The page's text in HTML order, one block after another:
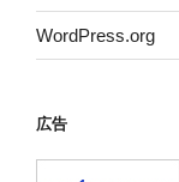
WordPress.org
広告